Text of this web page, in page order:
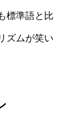
標準語と比
ズムが笑い